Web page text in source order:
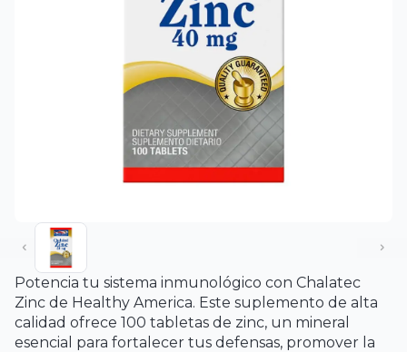
Potencia tu sistema inmunológico con Chalatec
Zinc de Healthy America. Este suplemento de alta
calidad ofrece 100 tabletas de zinc, un mineral
esencial para fortalecer tus defensas, promover la